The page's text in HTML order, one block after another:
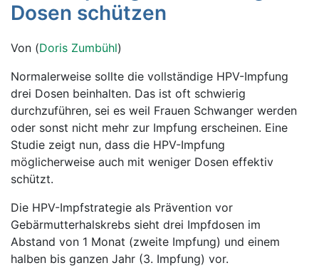
Ratgeber
Rubriken
Dosen schützen
Von (Doris Zumbühl)
Normalerweise sollte die vollständige HPV-Impfung
drei Dosen beinhalten. Das ist oft schwierig
durchzuführen, sei es weil Frauen Schwanger werden
oder sonst nicht mehr zur Impfung erscheinen. Eine
Studie zeigt nun, dass die HPV-Impfung
möglicherweise auch mit weniger Dosen effektiv
schützt.
Die HPV-Impfstrategie als Prävention vor
Gebärmutterhalskrebs sieht drei Impfdosen im
Abstand von 1 Monat (zweite Impfung) und einem
halben bis ganzen Jahr (3. Impfung) vor.